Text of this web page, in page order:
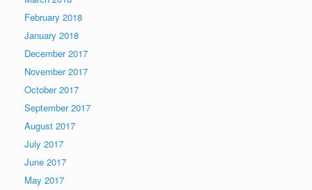
February 2018
January 2018
December 2017
November 2017
October 2017
September 2017
August 2017
July 2017
June 2017
May 2017